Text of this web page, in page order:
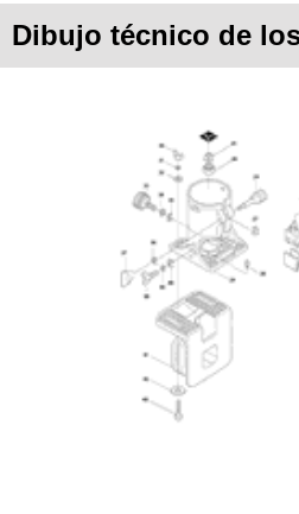
Dibujo técnico de